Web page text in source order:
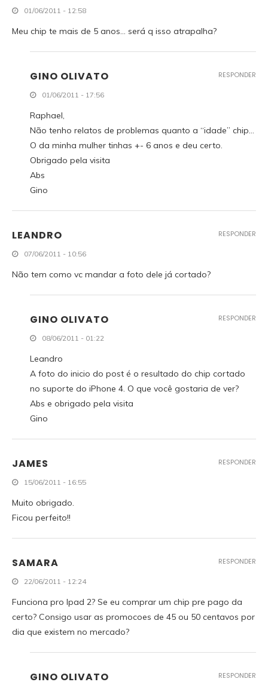
01/06/2011 - 12:58
Meu chip te mais de 5 anos… será q isso atrapalha?
GINO OLIVATO
01/06/2011 - 17:56
Raphael,
Não tenho relatos de problemas quanto a “idade” chip…
O da minha mulher tinhas +- 6 anos e deu certo.
Obrigado pela visita
Abs
Gino
RESPONDER
LEANDRO
07/06/2011 - 10:56
Não tem como vc mandar a foto dele já cortado?
RESPONDER
GINO OLIVATO
08/06/2011 - 01:22
Leandro
A foto do inicio do post é o resultado do chip cortado
no suporte do iPhone 4. O que você gostaria de ver?
Abs e obrigado pela visita
Gino
RESPONDER
JAMES
15/06/2011 - 16:55
Muito obrigado.
Ficou perfeito!!
RESPONDER
SAMARA
22/06/2011 - 12:24
Funciona pro Ipad 2? Se eu comprar um chip pre pago da
certo? Consigo usar as promocoes de 45 ou 50 centavos por
dia que existem no mercado?
RESPONDER
GINO OLIVATO RESPONDER